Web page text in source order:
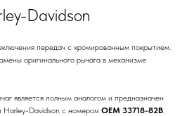
Davidson
передач с хромированным покрытием.
оригинального рычага в механизме
является полным аналогом и предназначен
Harley-Davidson с номером OEM 33718-82B.